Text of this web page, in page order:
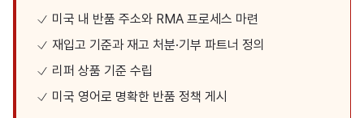
미국 내 반품 주소와 RMA 프로세스 마련
재입고 기준과 재고 처분·기부 파트너 정의
리퍼 상품 기준 수립
미국 영어로 명확한 반품 정책 게시